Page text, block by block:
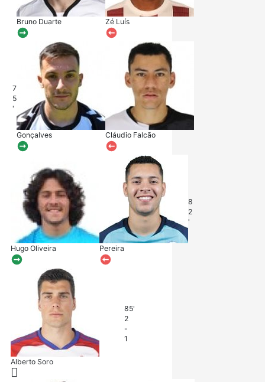
Bruno Duarte Zé Luís
7
5
'
Gonçalves Cláudio Falcão
Hugo Oliveira Pereira
8
2
'
Alberto Soro
85'
2
-
1